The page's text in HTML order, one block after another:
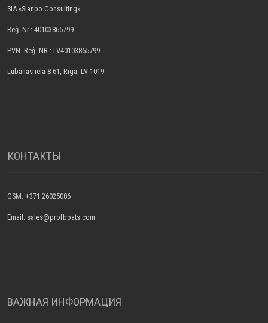
SIA «Slanpo Consulting»
Reģ. Nr.: 40103865799
PVN Reģ. NR.: LV40103865799
Lubānas iela 8-61, Rīga, LV-1019
КОНТАКТЫ
GSM: +371 26025086
Email: sales@profboats.com
ВАЖНАЯ ИНФОРМАЦИЯ